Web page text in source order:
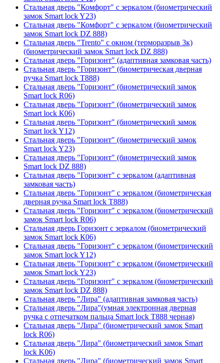
Стальная дверь "Комфорт" с зеркалом (биометрический
замок Smart lock Y23)
Стальная дверь "Комфорт" с зеркалом (биометрический
замок Smart lock DZ 888)
Стальная дверь "Trento" с окном (терморазрыв 3к)
(биометрический замок Smart lock DZ 888)
Стальная дверь "Горизонт" (адаптивная замковая часть)
Стальная дверь "Горизонт" (биометрическая дверная
ручка Smart lock T888)
Стальная дверь "Горизонт" (биометрический замок
Smart lock R06)
Стальная дверь "Горизонт" (биометрический замок
Smart lock К06)
Стальная дверь "Горизонт" (биометрический замок
Smart lock Y12)
Стальная дверь "Горизонт" (биометрический замок
Smart lock Y23)
Стальная дверь "Горизонт" (биометрический замок
Smart lock DZ 888)
Стальная дверь "Горизонт" с зеркалом (адаптивная
замковая часть)
Стальная дверь "Горизонт" с зеркалом (биометрическая
дверная ручка Smart lock T888)
Стальная дверь "Горизонт" с зеркалом (биометрический
замок Smart lock R06)
Стальная дверь Горизонт с зеркалом (биометрический
замок Smart lock К06)
Стальная дверь "Горизонт" с зеркалом (биометрический
замок Smart lock Y12)
Стальная дверь "Горизонт" с зеркалом (биометрический
замок Smart lock Y23)
Стальная дверь "Горизонт" с зеркалом (биометрический
замок Smart lock DZ 888)
Стальная дверь "Лира" (адаптивная замковая часть)
Стальная дверь "Лира"(умная электронная дверная
ручка с отпечатком пальца Smart lock T888 черная)
Стальная дверь "Лира" (биометрический замок Smart
lock R06)
Стальная дверь "Лира" (биометрический замок Smart
lock K06)
Стальная дверь "Лира" (биометрический замок Smart